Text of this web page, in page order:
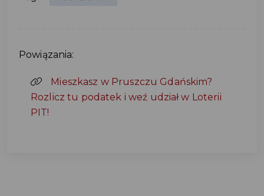
Powiązania:
Mieszkasz w Pruszczu Gdańskim?
Rozlicz tu podatek i weź udział w Loterii
PIT!